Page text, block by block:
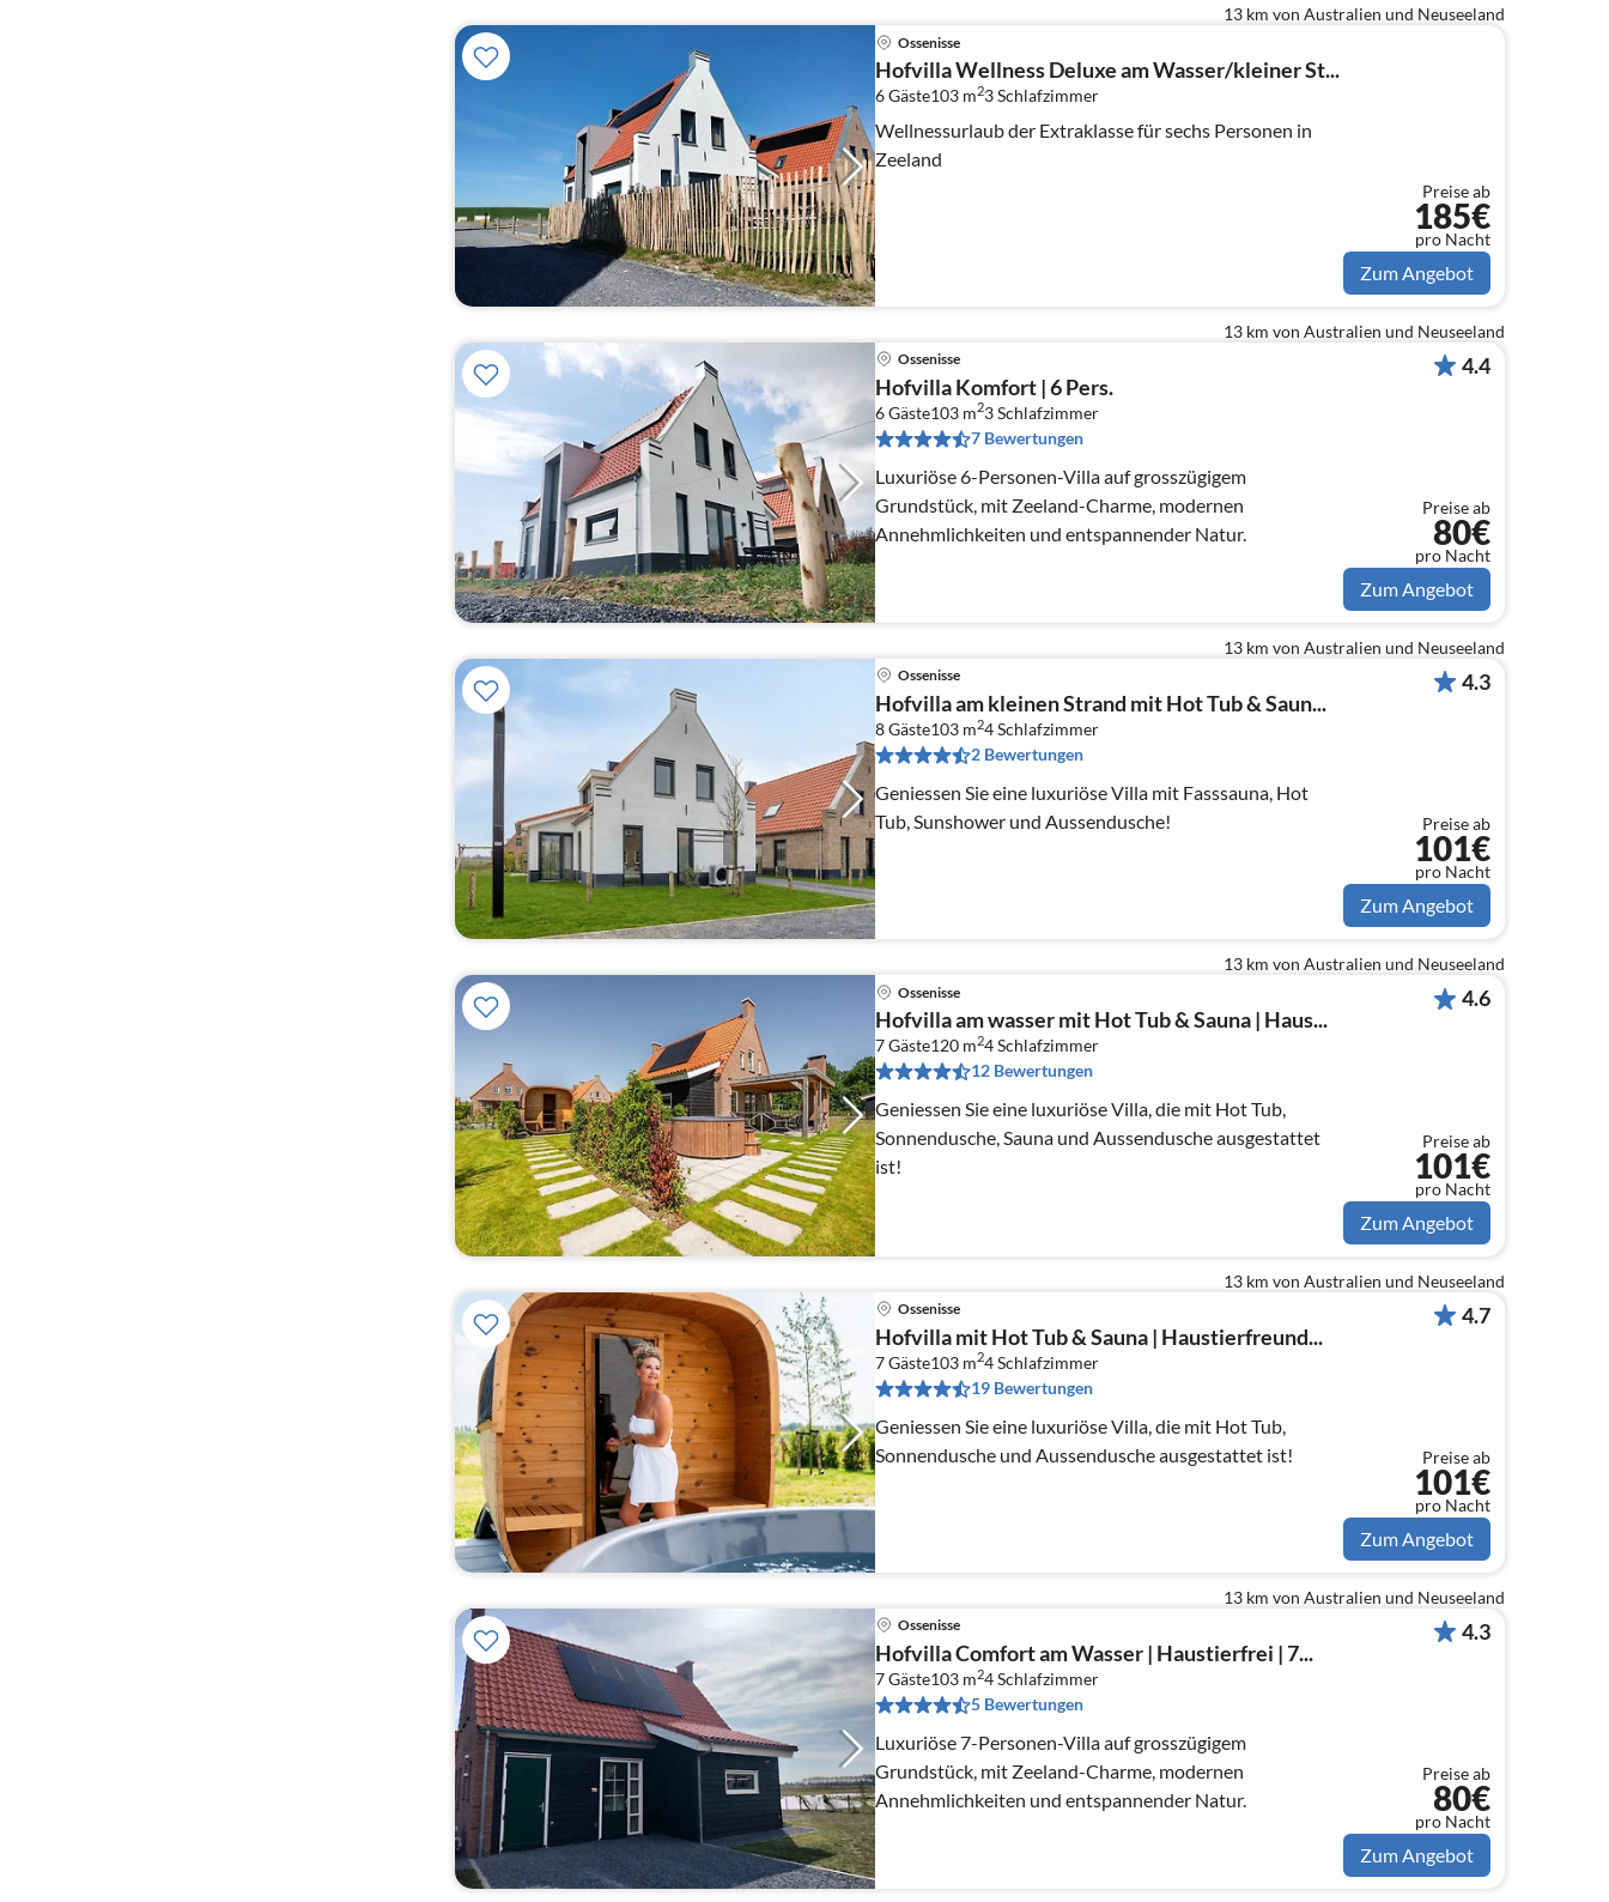
13 km von Australien und Neuseeland
Ossenisse
Hofvilla Wellness Deluxe am Wasser/kleiner St...
6 Gäste103 m23Schlafzimmer
Wellnessurlaub der Extraklasse für sechs Personen in
Zeeland
Preise ab
185€
pro Nacht
Zum Angebot
13 km von Australien und Neuseeland
Ossenisse
Hofvilla Komfort | 6 Pers.
6 Gäste103 m23Schlafzimmer
7 Bewertungen
Luxuriöse 6-Personen-Villa auf grosszügigem
Grundstück, mit Zeeland-Charme, modernen
Annehmlichkeiten und entspannender Natur.
4.4
Preise ab
80€
pro Nacht
Zum Angebot
13 km von Australien und Neuseeland
Ossenisse
Hofvilla am kleinen Strand mit Hot Tub & Saun...
8 Gäste103 m24Schlafzimmer
2 Bewertungen
Geniessen Sie eine luxuriöse Villa mit Fasssauna, Hot
Tub, Sunshower und Aussendusche!
4.3
Preise ab
101€
pro Nacht
Zum Angebot
13 km von Australien und Neuseeland
Ossenisse
Hofvilla am wasser mit Hot Tub & Sauna | Haus...
7 Gäste120 m24Schlafzimmer
12 Bewertungen
Geniessen Sie eine luxuriöse Villa, die mit Hot Tub,
Sonnendusche, Sauna und Aussendusche ausgestattet
ist!
4.6
Preise ab
101€
pro Nacht
Zum Angebot
13 km von Australien und Neuseeland
Ossenisse
Hofvilla mit Hot Tub & Sauna | Haustierfreund...
7 Gäste103 m24Schlafzimmer
19 Bewertungen
Geniessen Sie eine luxuriöse Villa, die mit Hot Tub,
Sonnendusche und Aussendusche ausgestattet ist!
4.7
Preise ab
101€
pro Nacht
Zum Angebot
13 km von Australien und Neuseeland
Ossenisse
Hofvilla Comfort am Wasser | Haustierfrei | 7...
7 Gäste103 m24Schlafzimmer
5 Bewertungen
Luxuriöse 7-Personen-Villa auf grosszügigem
Grundstück, mit Zeeland-Charme, modernen
Annehmlichkeiten und entspannender Natur.
4.3
Preise ab
80€
pro Nacht
Zum Angebot